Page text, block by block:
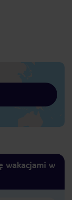
wakacjami w